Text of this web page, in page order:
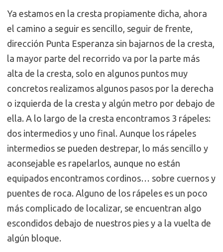
Ya estamos en la cresta propiamente dicha, ahora
el camino a seguir es sencillo, seguir de frente,
dirección Punta Esperanza sin bajarnos de la cresta,
la mayor parte del recorrido va por la parte más
alta de la cresta, solo en algunos puntos muy
concretos realizamos algunos pasos por la derecha
o izquierda de la cresta y algún metro por debajo de
ella. A lo largo de la cresta encontramos 3 rápeles:
dos intermedios y uno final. Aunque los rápeles
intermedios se pueden destrepar, lo más sencillo y
aconsejable es rapelarlos, aunque no están
equipados encontramos cordinos… sobre cuernos y
puentes de roca. Alguno de los rápeles es un poco
más complicado de localizar, se encuentran algo
escondidos debajo de nuestros pies y a la vuelta de
algún bloque.